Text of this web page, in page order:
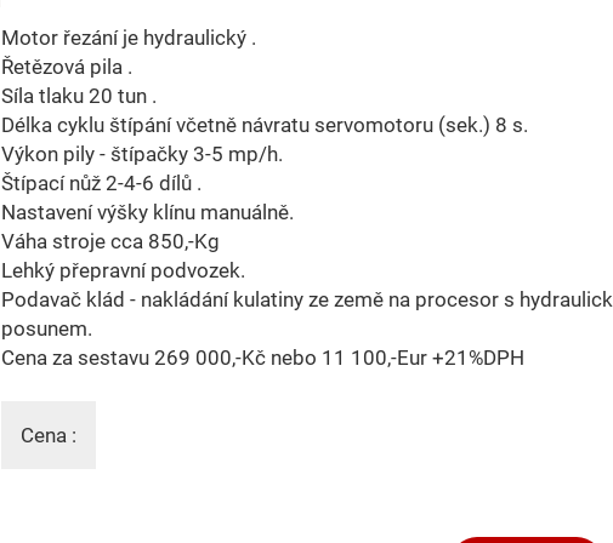
Motor řezání je hydraulický .
Řetězová pila .
Síla tlaku 20 tun .
Délka cyklu štípání včetně návratu servomotoru (sek.) 8 s.
Výkon pily - štípačky 3-5 mp/h.
Štípací nůž 2-4-6 dílů .
Nastavení výšky klínu manuálně.
Váha stroje cca 850,-Kg
Lehký přepravní podvozek.
Podavač klád - nakládání kulatiny ze země na procesor s
posunem.
Cena za sestavu 269 000,-Kč nebo 11 100,-Eur +21%DPH
Cena :